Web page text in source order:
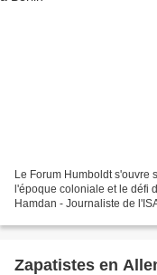
Le Forum Humboldt s'ouvre
l'époque coloniale et le défi
Hamdan - Journaliste de
Zapatistes en